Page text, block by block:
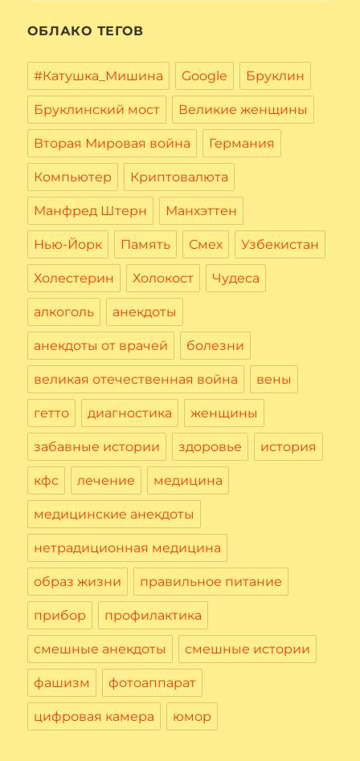
ОБЛАКО ТЕГОВ
#Катушка_Мишина Google Бруклин
Бруклинский мост Великие женщины
Вторая Мировая война Германия
Компьютер Криптовалюта
Манфред Штерн Манхэттен
Нью-Йорк Память Смех Узбекистан
Холестерин Холокост Чудеса
алкоголь анекдоты
анекдоты от врачей болезни
великая отечественная война вены
гетто диагностика женщины
забавные истории здоровье история
кфс лечение медицина
медицинские анекдоты
нетрадиционная медицина
образ жизни правильное питание
прибор профилактика
смешные анекдоты смешные истории
фашизм фотоаппарат
цифровая камера юмор